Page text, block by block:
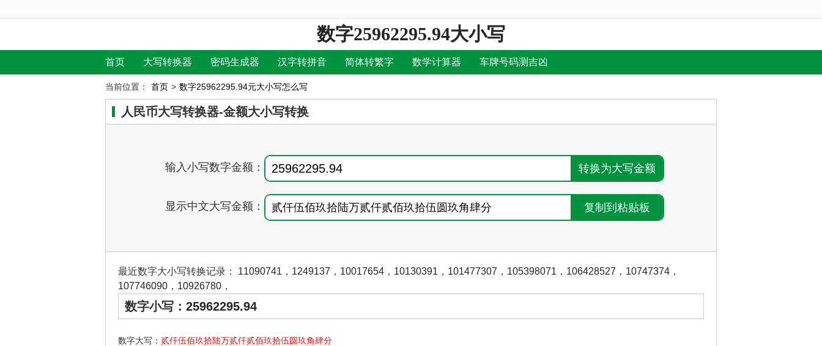
数字25962295.94大小写
首页 大写转换器 密码生成器 汉字转拼音 简体转繁字 数学计算器 车牌号码测吉凶
当前位置： 首页 > 数字25962295.94元大小写怎么写
人民币大写转换器-金额大小写转换
输入小写数字金额：
显示中文大写金额：
最近数字大小写转换记录： 11090741 ， 1249137 ， 10017654 ， 10130391 ， 101477307 ， 105398071 ， 106428527 ， 10747374 ，
107746090 ， 10926780 ，
数字小写： 25962295.94
数字大写： 贰仟伍佰玖拾陆万贰仟贰佰玖拾伍圆玖角肆分